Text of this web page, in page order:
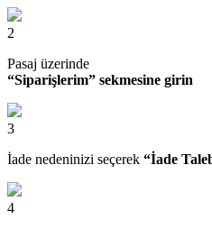
2
Pasaj üzerinde
“Siparişlerim” sekmesine girin
3
İade nedeninizi seçerek “İade
4